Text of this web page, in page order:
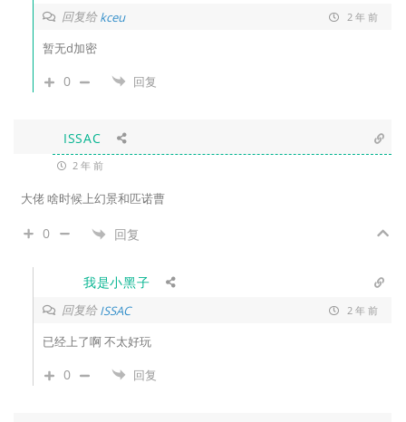
回复给kceu 2 年 前
暂无d加密
0 回复
ISSAC
2 年 前
大佬 啥时候上幻景和匹诺曹
0 回复
我是小黑子
回复给ISSAC 2 年 前
已经上了啊 不太好玩
0 回复